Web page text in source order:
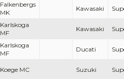
Falkenbergs
MK
Kawasaki
Karlskoga
MF
Kawasaki
Karlskoga
MF
Ducati
Koege MC Suzuki